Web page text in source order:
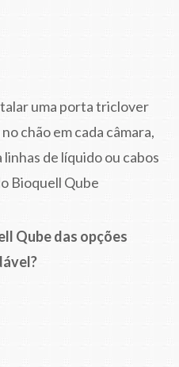
uma porta triclover
chão em cada câmara,
de líquido ou cabos
Bioquell Qube
Qube das opções